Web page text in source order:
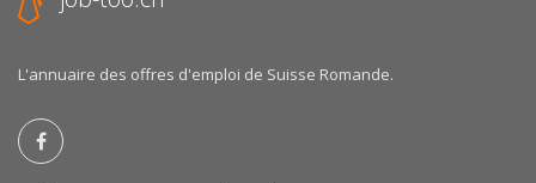
L'annuaire des offres d'emploi de Suisse Romande.